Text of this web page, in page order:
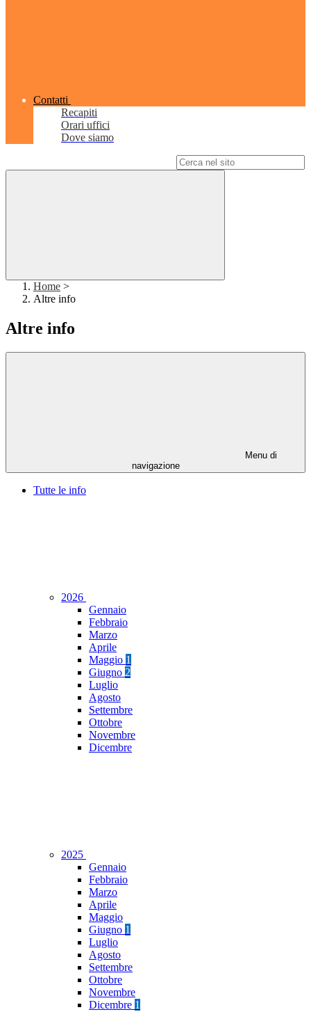
Contatti
Recapiti
Orari uffici
Dove siamo
Home >
Altre info
Altre info
Menu di
navigazione
Tutte le info
2026
Gennaio
Febbraio
Marzo
Aprile
Maggio 1
Giugno 2
Luglio
Agosto
Settembre
Ottobre
Novembre
Dicembre
2025
Gennaio
Febbraio
Marzo
Aprile
Maggio
Giugno 1
Luglio
Agosto
Settembre
Ottobre
Novembre
Dicembre 1